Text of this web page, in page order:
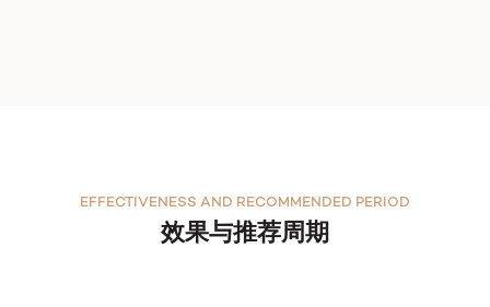
效果与推荐周期
EFFECTIVENESS AND RECOMMENDED PERIOD